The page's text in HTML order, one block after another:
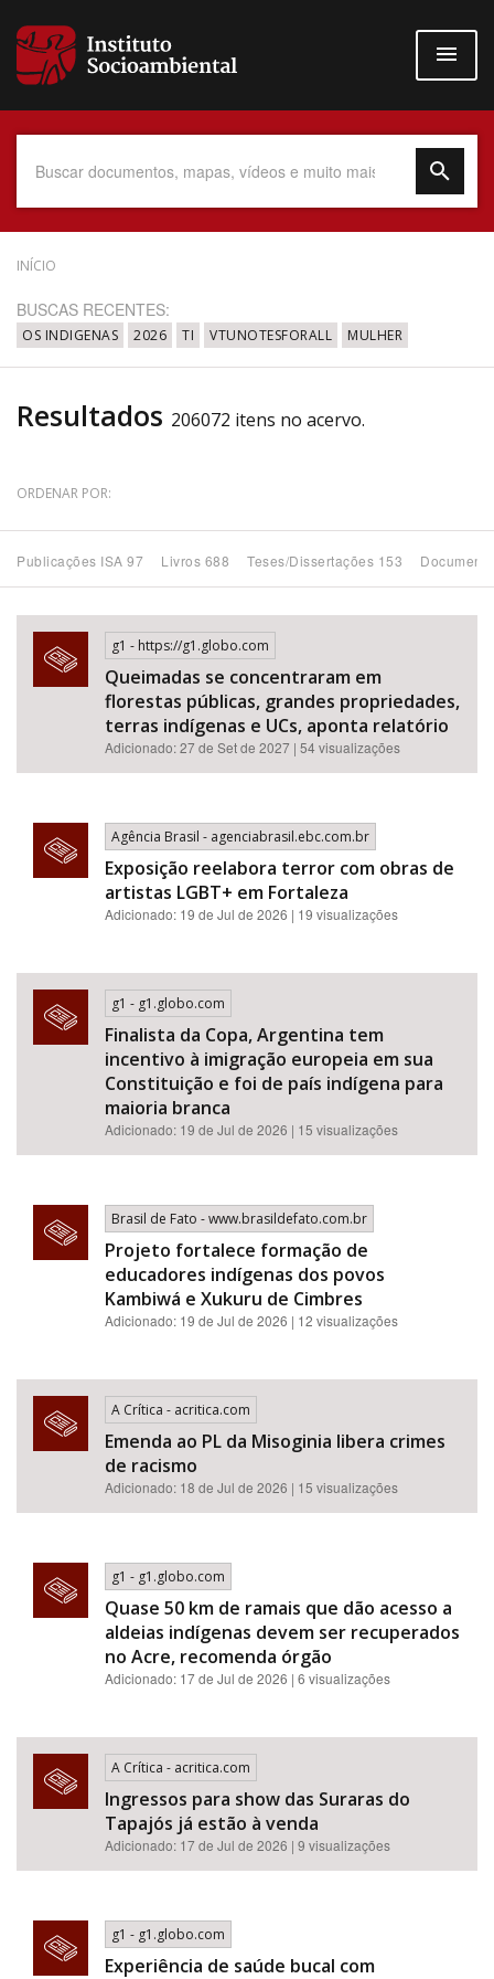
para
conteúdo
Data do Documento
Até
Povo Indígena
Subtema
Área de Levantamento
Área Protegida
BUSCAR
INÍCIO
BUSCAS RECENTES:
OS INDIGENAS 2026 TI VTUNOTESFORALL MULHER
Resultados 206072 itens no acervo.
ORDENAR POR:
Publicações ISA 97 Livros 688 Teses/Dissertações 153
g1 - https://g1.globo.com
Queimadas se concentraram em
florestas públicas, grandes propriedades,
terras indígenas e UCs, aponta relatório
Adicionado: 27 de Set de 2027 | 54 visualizações
Agência Brasil - agenciabrasil.ebc.com.br
Exposição reelabora terror com obras de
artistas LGBT+ em Fortaleza
Adicionado: 19 de Jul de 2026 | 19 visualizações
g1 - g1.globo.com
Finalista da Copa, Argentina tem
incentivo à imigração europeia em sua
Constituição e foi de país indígena para
maioria branca
Adicionado: 19 de Jul de 2026 | 15 visualizações
Brasil de Fato - www.brasildefato.com.br
Projeto fortalece formação de
educadores indígenas dos povos
Kambiwá e Xukuru de Cimbres
Adicionado: 19 de Jul de 2026 | 12 visualizações
A Crítica - acritica.com
Emenda ao PL da Misoginia libera crimes
de racismo​​​​​​​​​​​​​​​​​​​​​​​​​​​​​​​​​​​​​​​​​​
Adicionado: 18 de Jul de 2026 | 15 visualizações
g1 - g1.globo.com
Quase 50 km de ramais que dão acesso a
aldeias indígenas devem ser recuperados
no Acre, recomenda órgão
Adicionado: 17 de Jul de 2026 | 6 visualizações
A Crítica - acritica.com
Ingressos para show das Suraras do
Tapajós já estão à venda
Adicionado: 17 de Jul de 2026 | 9 visualizações
g1 - g1.globo.com
Experiência de saúde bucal com